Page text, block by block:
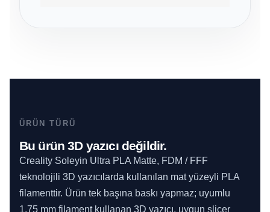
ÜRÜN TÜRÜ
Bu ürün 3D yazıcı değildir.
Creality Soleyin Ultra PLA Matte, FDM / FFF
teknolojili 3D yazıcılarda kullanılan mat yüzeyli PLA
filamenttir. Ürün tek başına baskı yapmaz; uyumlu
1.75 mm filament kullanan 3D yazıcı, uygun slicer